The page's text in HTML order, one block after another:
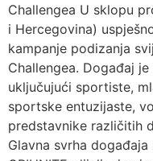
Challengea U sklopu
i Hercegovina)
kampanje podizanja
Challengea. Događaj
uključujući sportiste,
sportske entuzijaste,
predstavnike različitih
Glavna svrha